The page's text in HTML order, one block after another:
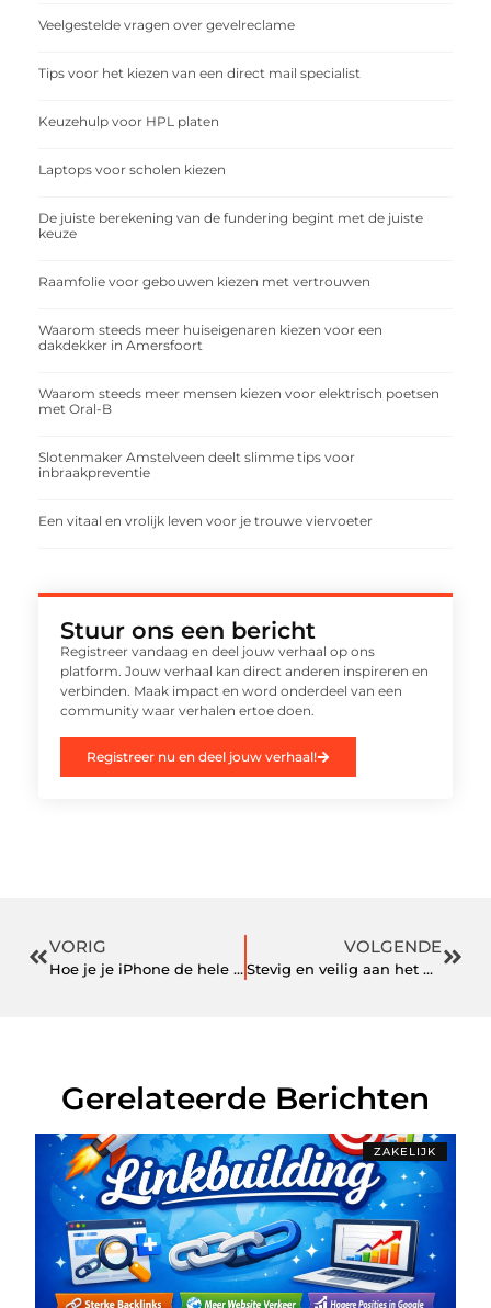
Veelgestelde vragen over gevelreclame
Tips voor het kiezen van een direct mail specialist
Keuzehulp voor HPL platen
Laptops voor scholen kiezen
De juiste berekening van de fundering begint met de juiste
keuze
Raamfolie voor gebouwen kiezen met vertrouwen
Waarom steeds meer huiseigenaren kiezen voor een
dakdekker in Amersfoort
Waarom steeds meer mensen kiezen voor elektrisch poetsen
met Oral-B
Slotenmaker Amstelveen deelt slimme tips voor
inbraakpreventie
Een vitaal en vrolijk leven voor je trouwe viervoeter
Stuur ons een bericht
Registreer vandaag en deel jouw verhaal op ons
platform. Jouw verhaal kan direct anderen inspireren en
verbinden. Maak impact en word onderdeel van een
community waar verhalen ertoe doen.
Registreer nu en deel jouw verhaal!
VORIG
Hoe je je iPhone de hele dag zonder kabels van stroom voorziet
VOLGENDE
Stevig en veilig aan het werk met veiligheidsschoenen
Gerelateerde Berichten
ZAKELIJK